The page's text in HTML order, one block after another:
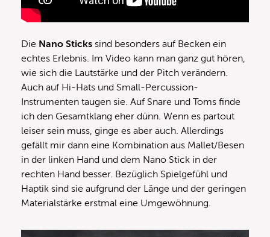
Die Nano Sticks sind besonders auf Becken ein
echtes Erlebnis. Im Video kann man ganz gut hören,
wie sich die Lautstärke und der Pitch verändern.
Auch auf Hi-Hats und Small-Percussion-
Instrumenten taugen sie. Auf Snare und Toms finde
ich den Gesamtklang eher dünn. Wenn es partout
leiser sein muss, ginge es aber auch. Allerdings
gefällt mir dann eine Kombination aus Mallet/Besen
in der linken Hand und dem Nano Stick in der
rechten Hand besser. Bezüglich Spielgefühl und
Haptik sind sie aufgrund der Länge und der geringen
Materialstärke erstmal eine Umgewöhnung.